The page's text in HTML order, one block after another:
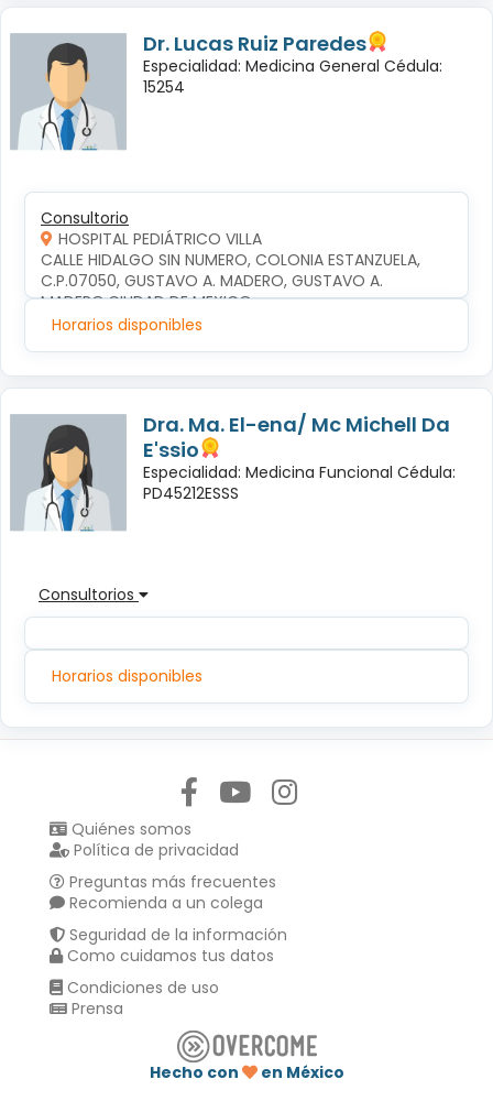
Dr. Lucas Ruiz Paredes
Especialidad: Medicina General Cédula:
15254
Consultorio
HOSPITAL PEDIÁTRICO VILLA
CALLE HIDALGO SIN NUMERO, COLONIA ESTANZUELA,
C.P.07050, GUSTAVO A. MADERO, GUSTAVO A.
MADERO,CIUDAD DE MEXICO
Horarios disponibles
Dra. Ma. El-ena/ Mc Michell Da
E'ssio
Especialidad: Medicina Funcional Cédula:
PD45212ESSS
Consultorios
Horarios disponibles
Quiénes somos
Política de privacidad
Preguntas más frecuentes
Recomienda a un colega
Seguridad de la información
Como cuidamos tus datos
Condiciones de uso
Prensa
Hecho con
en México